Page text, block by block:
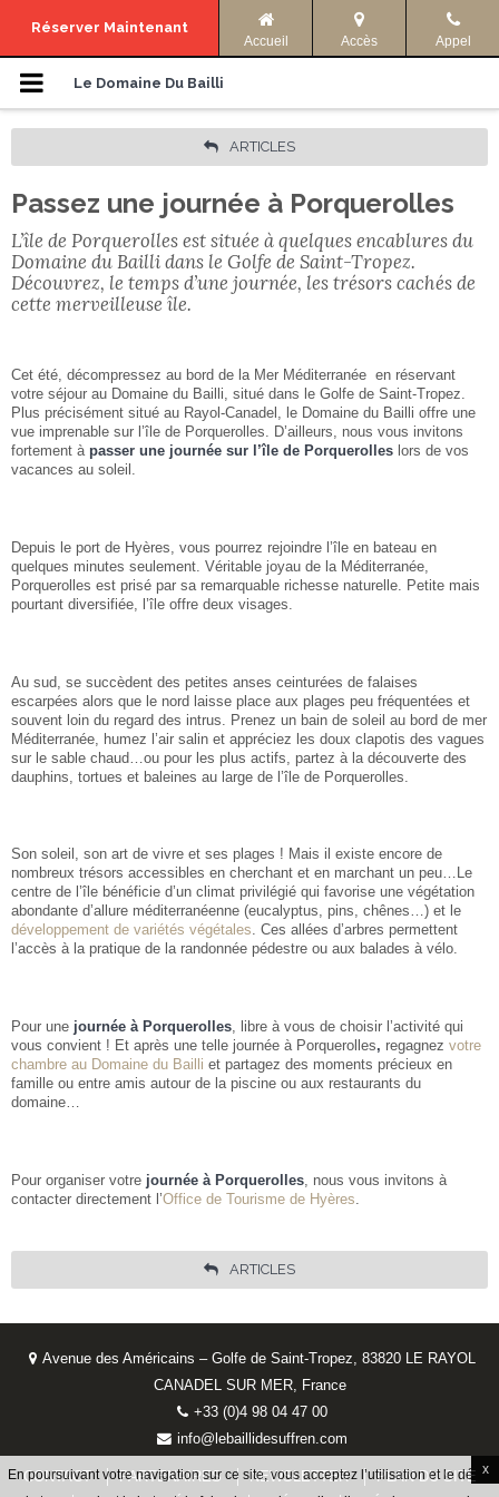
Menu de navigation
Hébergements
Offres
Accès & Infos
Activités
Langue
ENGLISH
FRANÇAIS
Facebook
Réserver Maintenant
Accueil Accès Appel
Le Domaine Du Bailli
ARTICLES
Passez une journée à Porquerolles
L’île de Porquerolles est située à quelques encablures du
Domaine du Bailli dans le Golfe de Saint-Tropez.
Découvrez, le temps d’une journée, les trésors cachés de
cette merveilleuse île.
Cet été, décompressez au bord de la Mer Méditerranée en réservant
votre séjour au Domaine du Bailli, situé dans le Golfe de Saint-Tropez.
Plus précisément situé au Rayol-Canadel, le Domaine du Bailli offre une
vue imprenable sur l’île de Porquerolles. D’ailleurs, nous vous invitons
fortement à passer une journée sur l’île de Porquerolles lors de vos
vacances au soleil.
Depuis le port de Hyères, vous pourrez rejoindre l’île en bateau en
quelques minutes seulement. Véritable joyau de la Méditerranée,
Porquerolles est prisé par sa remarquable richesse naturelle. Petite mais
pourtant diversifiée, l’île offre deux visages.
Au sud, se succèdent des petites anses ceinturées de falaises
escarpées alors que le nord laisse place aux plages peu fréquentées et
souvent loin du regard des intrus. Prenez un bain de soleil au bord de mer
Méditerranée, humez l’air salin et appréciez les doux clapotis des vagues
sur le sable chaud…ou pour les plus actifs, partez à la découverte des
dauphins, tortues et baleines au large de l’île de Porquerolles.
Son soleil, son art de vivre et ses plages ! Mais il existe encore de
nombreux trésors accessibles en cherchant et en marchant un peu…Le
centre de l’île bénéficie d’un climat privilégié qui favorise une végétation
abondante d’allure méditerranéenne (eucalyptus, pins, chênes…) et le
développement de variétés végétales. Ces allées d’arbres permettent
l’accès à la pratique de la randonnée pédestre ou aux balades à vélo.
Pour une journée à Porquerolles, libre à vous de choisir l’activité qui
vous convient ! Et après une telle journée à Porquerolles, regagnez votre
chambre au Domaine du Bailli et partagez des moments précieux en
famille ou entre amis autour de la piscine ou aux restaurants du
domaine…
Pour organiser votre journée à Porquerolles , nous vous invitons à
contacter directement l’Office de Tourisme de Hyères
ARTICLES
Avenue des Américains – Golfe de Saint-Tropez, 83820 LE RAYOL
CANADEL SUR MER, France
+33 (0)4 98 04 47 00
info@lebaillidesuffren.com
CONTACT PARTENAIRES NEWSLETTER
PLAN DU SITE
En poursuivant votre navigation sur ce site, vous acceptez l’utilisation et le dépôt
x